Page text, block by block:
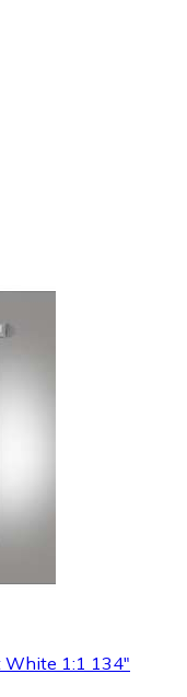
White 1:1 134"